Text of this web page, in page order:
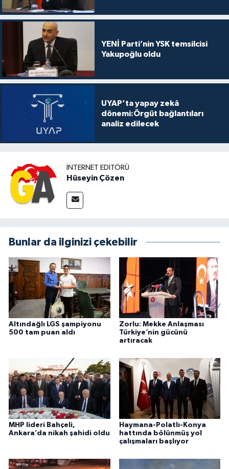
YENİ Parti’nin YSK temsilcisi
Yakupoğlu oldu
UYAP’ta yapay zekâ
dönemi:Örgüt bağlantıları
analiz edilecek
İNTERNET EDITÖRÜ
Hüseyin Çözen
Bunlar da ilginizi çekebilir
Altındağlı LGS şampiyonu
500 tam puan aldı
Zorlu: Mekke Anlaşması
Türkiye’nin gücünü
artıracak
MHP lideri Bahçeli,
Ankara’da nikah şahidi oldu
Haymana-Polatlı-Konya
hattında bölünmüş yol
çalışmaları başlıyor